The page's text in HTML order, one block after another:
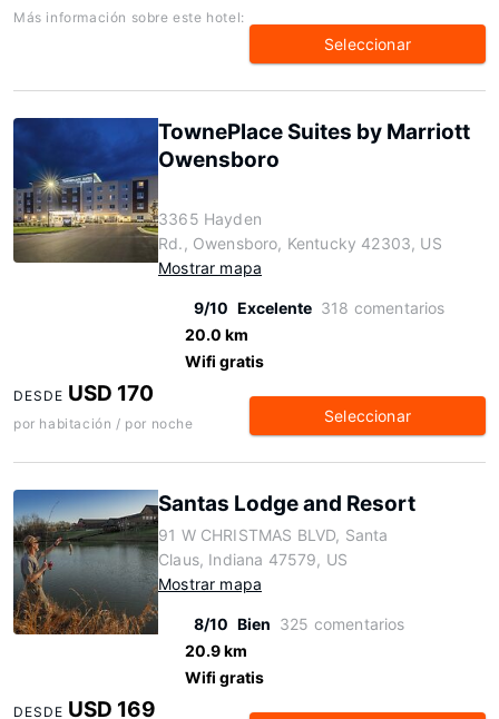
Más información sobre este hotel:
Seleccionar
TownePlace Suites by Marriott
Owensboro
3365 Hayden
Rd., Owensboro, Kentucky 42303, US
Mostrar mapa
9/10 Excelente 318 comentarios
20.0 km
Wifi gratis
DESDE USD 170
por habitación / por noche Seleccionar
Santas Lodge and Resort
91 W CHRISTMAS BLVD, Santa
Claus, Indiana 47579, US
Mostrar mapa
8/10 Bien 325 comentarios
20.9 km
Wifi gratis
DESDE USD 169